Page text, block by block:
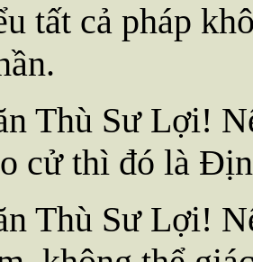
tất cả pháp
Thù Sư Lợi!
cử thì đó là
Thù Sư Lợi!